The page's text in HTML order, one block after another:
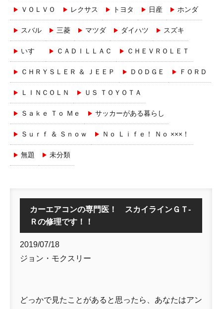
ＶＯＬＶＯ レクサス トヨタ 日産 ホンダ
スバル 三菱 マツダ ダイハツ スズキ
いすゞ ＣＡＤＩＬＬＡＣ ＣＨＥＶＲＯＬＥＴ
ＣＨＲＹＳＬＥＲ ＆ ＪＥＥＰ ＤＯＤＧＥ ＦＯＲＤ
ＬＩＮＣＯＬＮ ＵＳ ＴＯＹＯＴＡ
Ｓａｋｅ Ｔｏ Ｍｅ サッカーがある暮らし
Ｓｕｒｆ ＆ Ｓｎｏｗ Ｎｏ Ｌｉｆｅ！ Ｎｏ ×××！
無題 未分類
カーエアコンの専門医！ スカイラインＧＴ-
Ｒの修理です！！
2019/07/18
ジョン・モクスリー
どっかで見たことがあると思ったら、あなたはアン